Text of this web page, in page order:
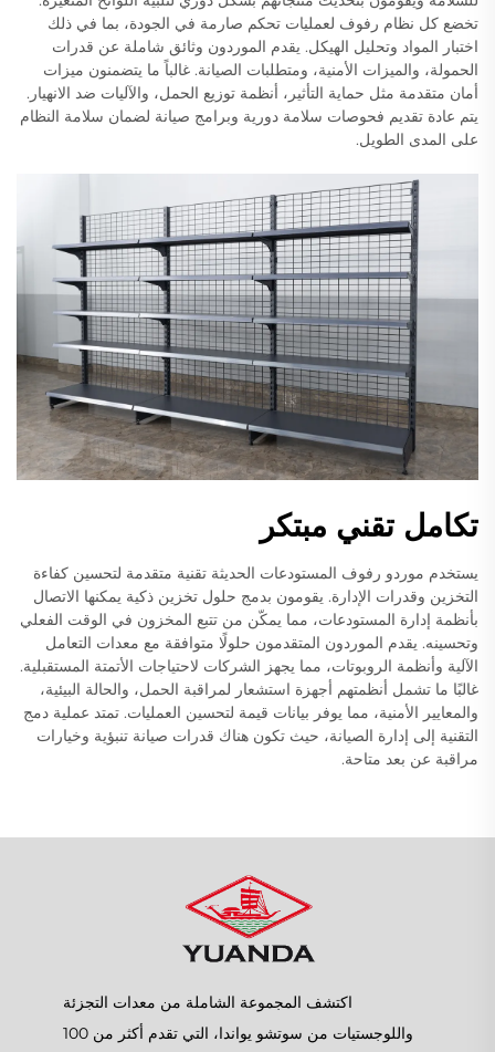
تخضع كل نظام رفوف لعمليات تحكم صارمة في الجودة، بما في ذلك
اختبار المواد وتحليل الهيكل. يقدم الموردون وثائق شاملة عن قدرات
الحمولة، والميزات الأمنية، ومتطلبات الصيانة. غالباً ما يتضمنون ميزات
أمان متقدمة مثل حماية التأثير، أنظمة توزيع الحمل، والآليات ضد الانهيار.
يتم عادة تقديم فحوصات سلامة دورية وبرامج صيانة لضمان سلامة النظام
على المدى الطويل.
تكامل تقني مبتكر
يستخدم موردو رفوف المستودعات الحديثة تقنية متقدمة لتحسين كفاءة
التخزين وقدرات الإدارة. يقومون بدمج حلول تخزين ذكية يمكنها الاتصال
بأنظمة إدارة المستودعات، مما يمكّن من تتبع المخزون في الوقت الفعلي
وتحسينه. يقدم الموردون المتقدمون حلولًا متوافقة مع معدات التعامل
الآلية وأنظمة الروبوتات، مما يجهز الشركات لاحتياجات الأتمتة المستقبلية.
غالبًا ما تشمل أنظمتهم أجهزة استشعار لمراقبة الحمل، والحالة البيئية،
والمعايير الأمنية، مما يوفر بيانات قيمة لتحسين العمليات. تمتد عملية دمج
التقنية إلى إدارة الصيانة، حيث تكون هناك قدرات صيانة تنبؤية وخيارات
مراقبة عن بعد متاحة.
اكتشف المجموعة الشاملة من معدات التجزئة
واللوجستيات من سوتشو يواندا، التي تقدم أكثر من 100